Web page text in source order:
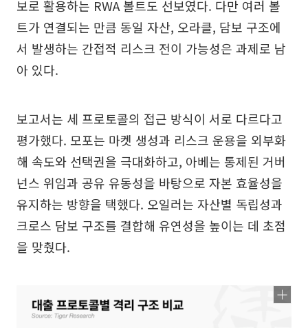
보로 활용하는 RWA 볼트도 선보였다. 다만 여러 볼
트가 연결되는 만큼 동일 자산, 오라클, 담보 구조에
서 발생하는 간접적 리스크 전이 가능성은 과제로 남
아 있다.
보고서는 세 프로토콜의 접근 방식이 서로 다르다고
평가했다. 모포는 마켓 생성과 리스크 운용을 외부화
해 속도와 선택권을 극대화하고, 아베는 통제된 거버
넌스 위임과 공유 유동성을 바탕으로 자본 효율성을
유지하는 방향을 택했다. 오일러는 자산별 독립성과
크로스 담보 구조를 결합해 유연성을 높이는 데 초점
을 맞췄다.